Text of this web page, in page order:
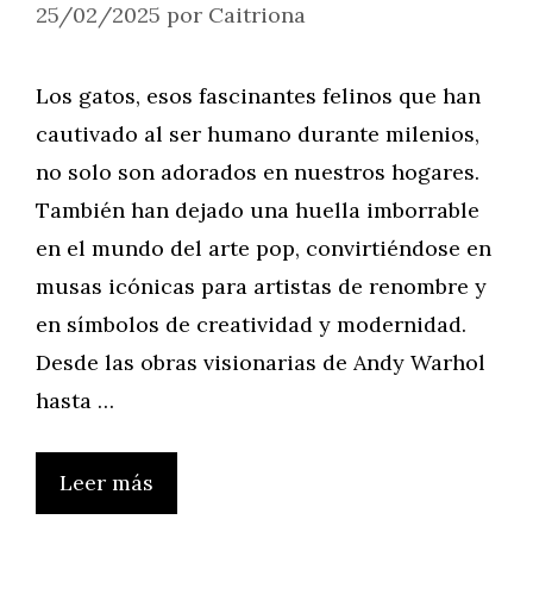
25/02/2025 por Caitriona
Los gatos, esos fascinantes felinos que han
cautivado al ser humano durante milenios,
no solo son adorados en nuestros hogares.
También han dejado una huella imborrable
en el mundo del arte pop, convirtiéndose en
musas icónicas para artistas de renombre y
en símbolos de creatividad y modernidad.
Desde las obras visionarias de Andy Warhol
hasta …
Leer más